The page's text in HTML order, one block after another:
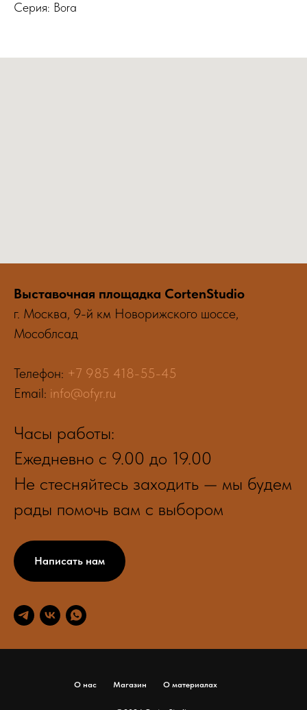
Серия: Bora
Выставочная площадка CortenStudio
г. Москва, 9-й км Новорижского шоссе,
Мособлсад
Телефон: +7 985 418-55-45
Email: info@ofyr.ru
Часы работы:
Ежедневно с 9.00 до 19.00
Не стесняйтесь заходить — мы будем
рады помочь вам с выбором
Написать нам
О нас Магазин О материалах